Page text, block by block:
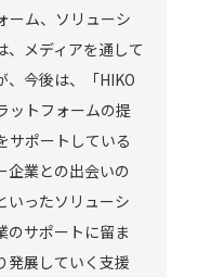
ーム、ソリューシ
、メディアを通して
、今後は、「HIKO
ットフォームの提
サポートしている
企業との出会いの
いったソリューシ
のサポートに留ま
発展していく支援